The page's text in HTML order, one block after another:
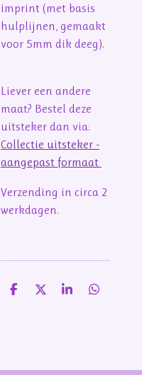
imprint (met basis
hulplijnen, gemaakt
voor 5mm dik deeg).
Liever een andere
maat? Bestel deze
uitsteker dan via:
Collectie uitsteker -
aangepast formaat
Verzending in circa 2
werkdagen.
D
D
S
D